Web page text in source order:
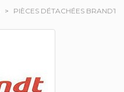
PIÈCES DÉTACHÉES BRANDT